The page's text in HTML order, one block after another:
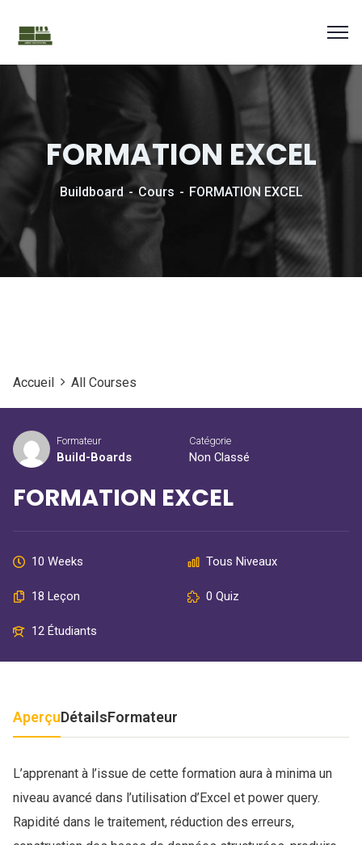
FORMATION EXCEL
Buildboard Cours FORMATION EXCEL
Accueil All Courses
Formateur
Build-Boards
Catégorie
Non Classé
FORMATION EXCEL
10 Weeks Tous Niveaux
18 Leçon 0 Quiz
12 Étudiants
AperçuDétailsFormateur
L’apprenant à l’issue de cette formation aura à minima un
niveau avancé dans l’utilisation d’Excel et power query.
Rapidité dans le traitement, réduction des erreurs,